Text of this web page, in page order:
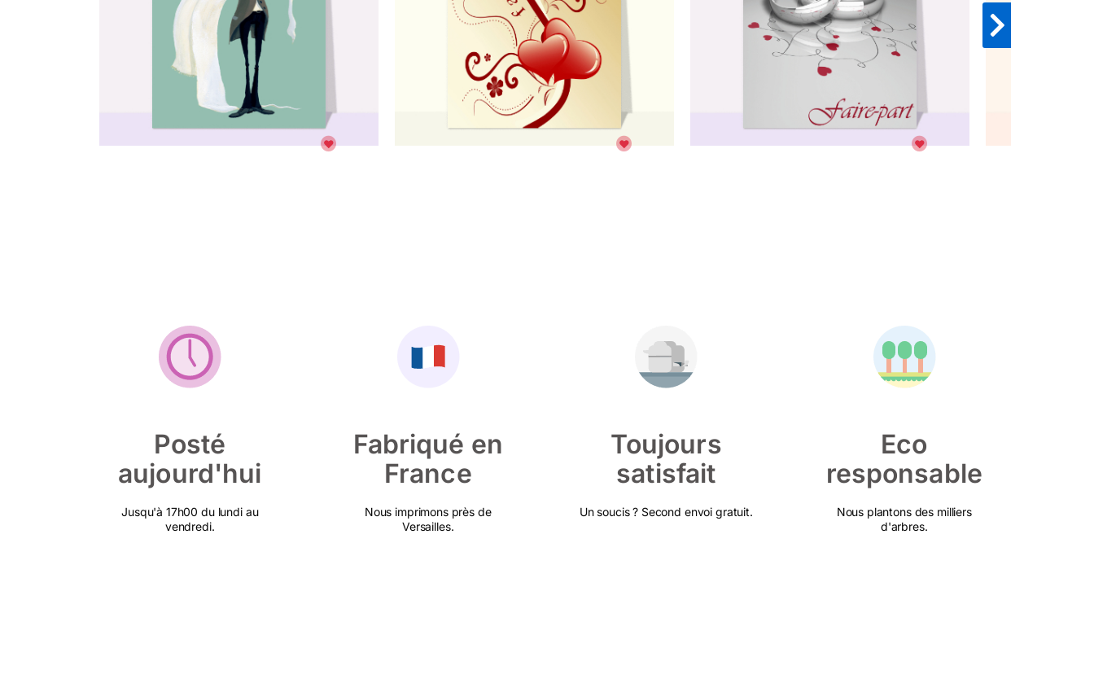
Posté
aujourd'hui
Jusqu'à 17h00 du lundi au
vendredi.
Fabriqué en
France
Nous imprimons près de
Versailles.
Toujours
satisfait
Un soucis ? Second envoi gratuit.
Eco
responsable
Nous plantons des milliers
d'arbres.